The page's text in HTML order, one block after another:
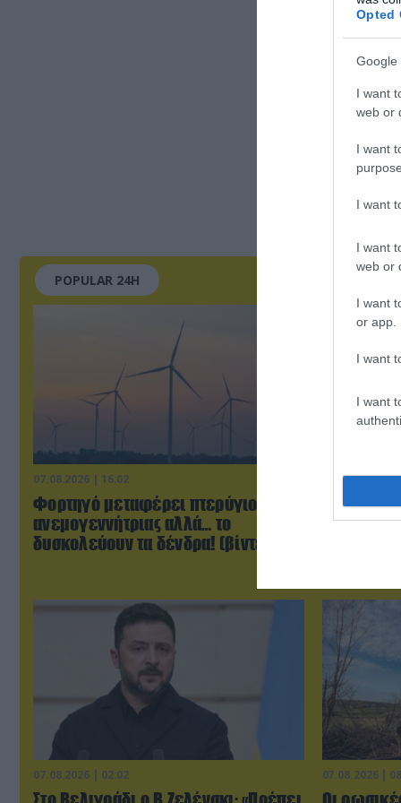
Opted
Google
I want
web or
I want
I want
I want
web or
I want
or app.
I want
I want
POPULAR 24H
07.08.2026 | 16:02
Φορτηγό μεταφέρει πτερύγιο
ανεμογεννήτριας αλλά… το
δυσκολεύουν τα δένδρα! (βίντεο)
07.08.2026 |
Τα
έφτασαν
07.08.2026 | 02:02 07.08.2026 |